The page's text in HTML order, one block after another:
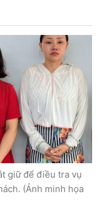
giữ để điều tra vụ
(Ảnh minh họa